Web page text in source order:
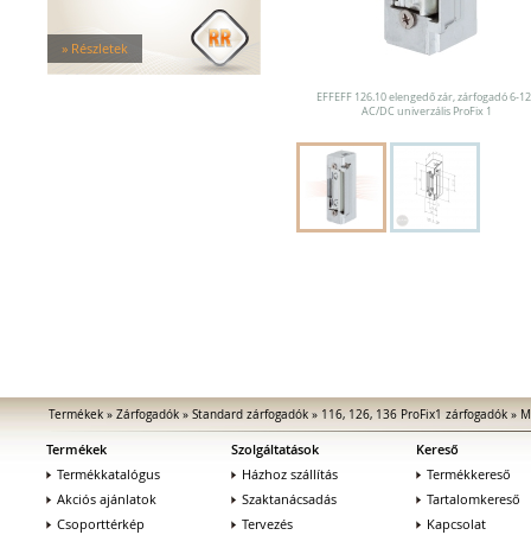
Tűzgátló zárfogadók
Nagy biztonságú zárfogadók
Zárfogadók üvegajtókhoz
» Részletek
EFFEFF 126.10 elengedő zár, zárfogadó 6-
AC/DC univerzális ProFix 1
Termékek» Zárfogadók» Standard zárfogadók» 116, 126, 136 ProFix1 zárfogadók»
Termékek
Termékkatalógus
Akciós ajánlatok
Csoporttérkép
Szolgáltatások
Házhoz szállítás
Szaktanácsadás
Tervezés
Kereső
Termékkereső
Tartalomkereső
Kapcsolat